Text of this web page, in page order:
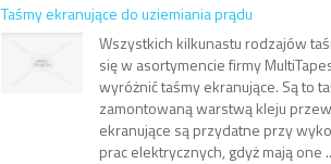
Taśmy ekranujące do uziemiania prądu
Wszystkich kilkunastu rodzajów
się w asortymencie firmy
wyróżnić taśmy ekranujące. Są to
zamontowaną warstwą kleju
ekranujące są przydatne przy
prac elektrycznych, gdyż mają one